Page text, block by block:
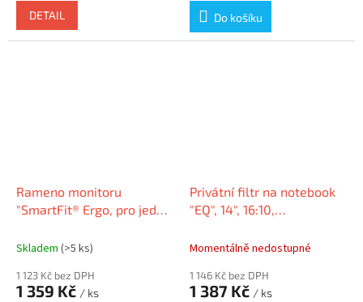
DETAIL
Do košíku
Rameno monitoru
"SmartFit® Ergo, pro jeden
Skladem (>5 ks)
1 123 Kč bez DPH
1 359 Kč / ks
Privátní filtr na notebook
"EQ", 14", 16:10,
KENSINGTON EQ140A1610E
Momentálně nedostupné
1 146 Kč bez DPH
1 387 Kč / ks